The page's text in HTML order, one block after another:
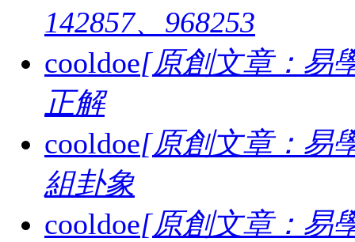
142857、968253
cooldoe[原創文章：易
正解
cooldoe[原創文章：易
組卦象
cooldoe[原創文章：易